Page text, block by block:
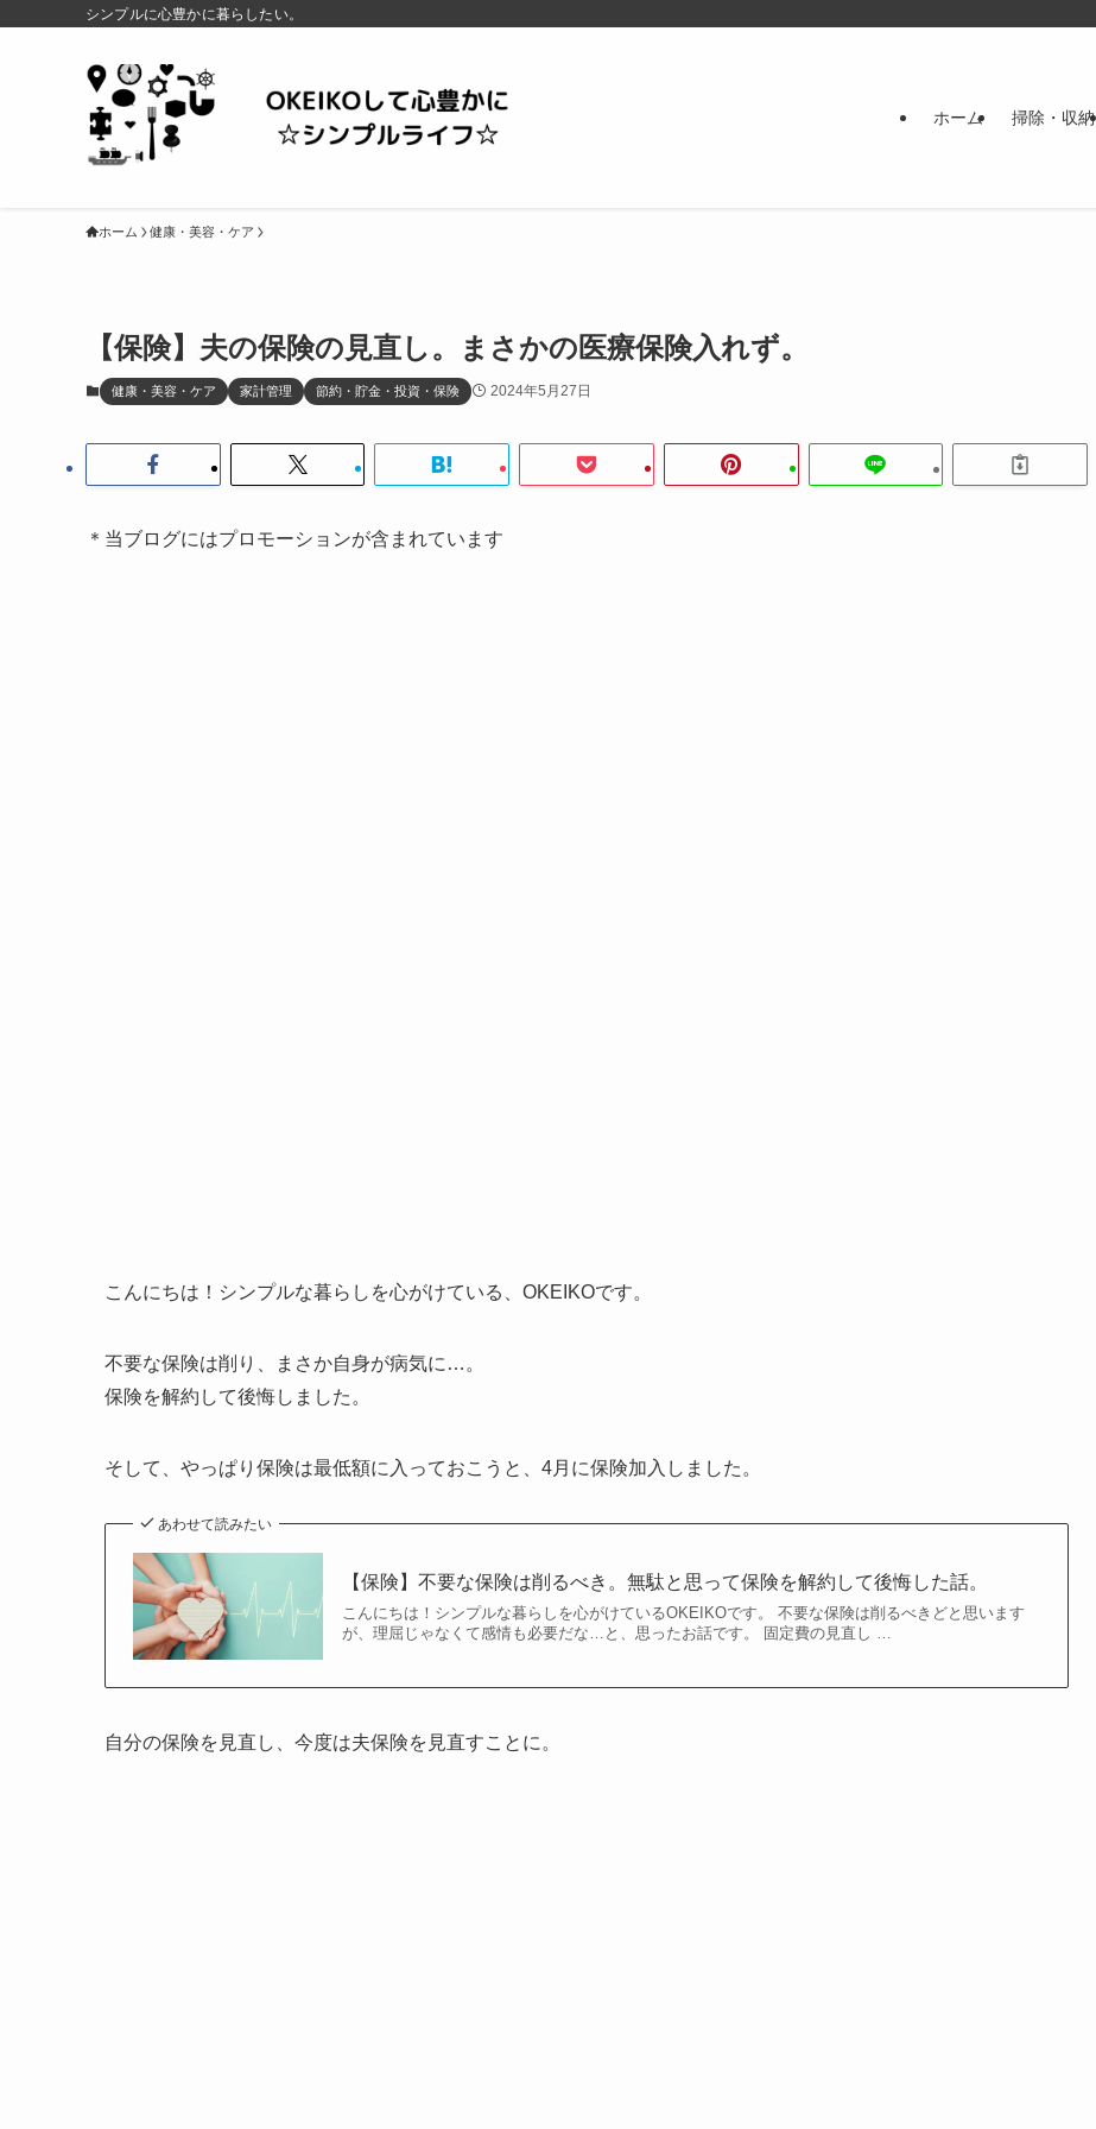
シンプルに心豊かに暮らしたい。
ホーム 掃除・収納
ホーム 健康・美容・ケア
【保険】夫の保険の見直し。まさかの医療保険入れず。
健康・美容・ケア 家計管理 節約・貯金・投資・保険 2024年5月27日
＊当ブログにはプロモーションが含まれています
こんにちは！シンプルな暮らしを心がけている、OKEIKOです。
不要な保険は削り、まさか自身が病気に…。
保険を解約して後悔しました。
そして、やっぱり保険は最低額に入っておこうと、4月に保険加入しました。
あわせて読みたい
【保険】不要な保険は削るべき。無駄と思って保険を解約して後悔した話。
こんにちは！シンプルな暮らしを心がけているOKEIKOです。 不要な保険は削るべきどと思います
が、理屈じゃなくて感情も必要だな…と、思ったお話です。 固定費の見直し …
自分の保険を見直し、今度は夫保険を見直すことに。